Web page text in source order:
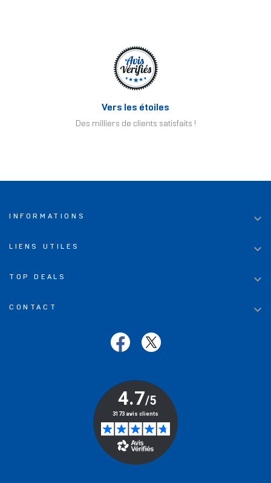
Vers les étoiles
Des milliers de clients satisfaits !
INFORMATIONS 
LIENS UTILES 
TOP DEALS 
CONTACT 